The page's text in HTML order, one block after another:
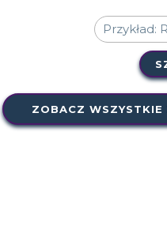
ZOBACZ WSZYSTKIE